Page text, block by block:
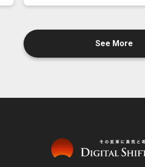
See More